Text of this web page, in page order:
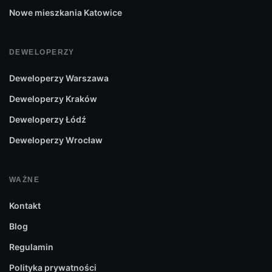
Nowe mieszkania Katowice
DEWELOPERZY
Deweloperzy Warszawa
Deweloperzy Kraków
Deweloperzy Łódź
Deweloperzy Wrocław
WAŻNE
Kontakt
Blog
Regulamin
Polityka prywatności